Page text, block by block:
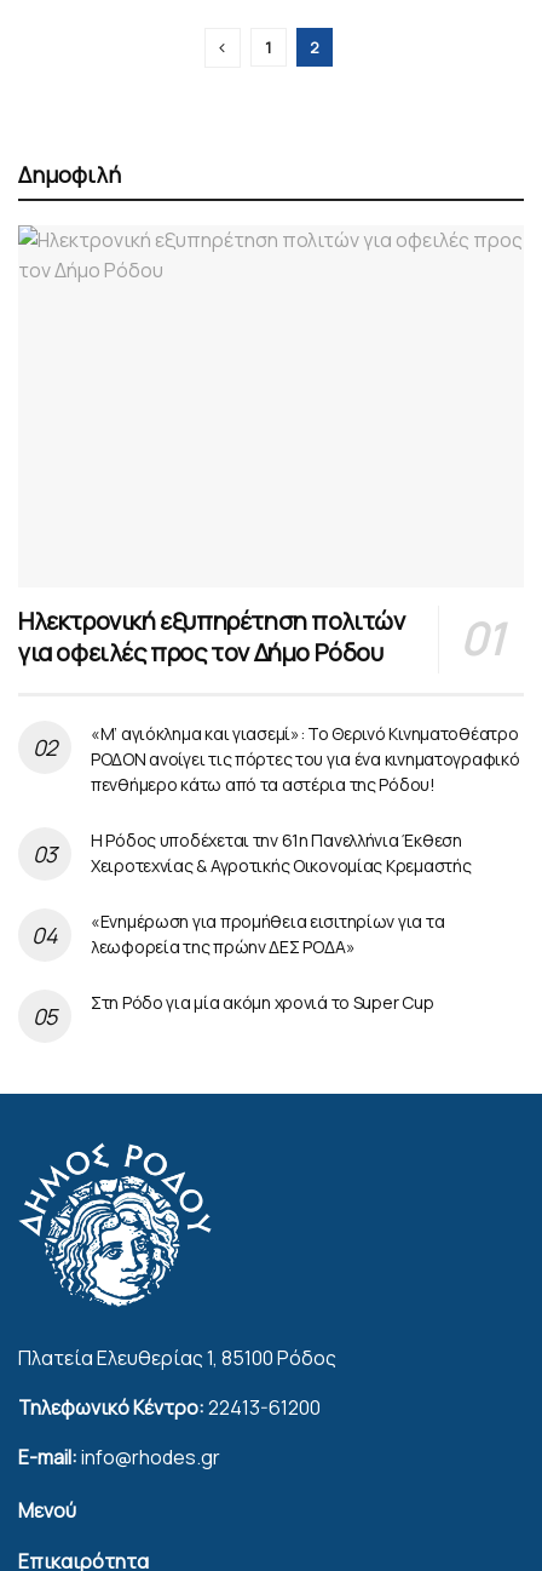
1 2
Δημοφιλή
Ηλεκτρονική εξυπηρέτηση πολιτών
για οφειλές προς τον Δήμο Ρόδου
«Μ’ αγιόκλημα και γιασεμί»: Το Θερινό Κινηματοθέατρο
ΡΟΔΟΝ ανοίγει τις πόρτες του για ένα κινηματογραφικό
πενθήμερο κάτω από τα αστέρια της Ρόδου!
Η Ρόδος υποδέχεται την 61η Πανελλήνια Έκθεση
Χειροτεχνίας & Αγροτικής Οικονομίας Κρεμαστής
«Ενημέρωση για προμήθεια εισιτηρίων για τα
λεωφορεία της πρώην ΔΕΣ ΡΟΔΑ»
Στη Ρόδο για μία ακόμη χρονιά το Super Cup
Πλατεία Ελευθερίας 1, 85100 Ρόδος
Τηλεφωνικό Κέντρο:22413-61200
E-mail:info@rhodes.gr
Μενού
Επικαιρότητα